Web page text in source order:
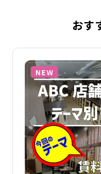
おす
細を見る
NEW